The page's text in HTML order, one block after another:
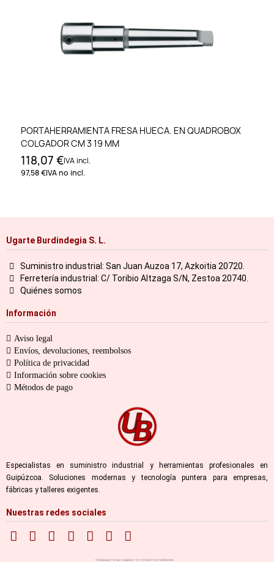
PORTAHERRAMIENTA FRESA HUECA. EN QUADROBOX
COLGADOR CM 3 19 MM
118,07 €IVA incl.
97,58 €IVA no incl.
Ugarte Burdindegia S. L.
Suministro industrial: San Juan Auzoa 17, Azkoitia 20720.
Ferretería industrial: C/ Toribio Altzaga S/N, Zestoa 20740.
Quiénes somos
Información
Aviso legal
Envíos, devoluciones, reembolsos
Política de privacidad
Información sobre cookies
Métodos de pago
Especialistas en suministro industrial y herramientas profesionales en
Guipúzcoa. Soluciones modernas y tecnología puntera para empresas,
fábricas y talleres exigentes.
Nuestras redes sociales